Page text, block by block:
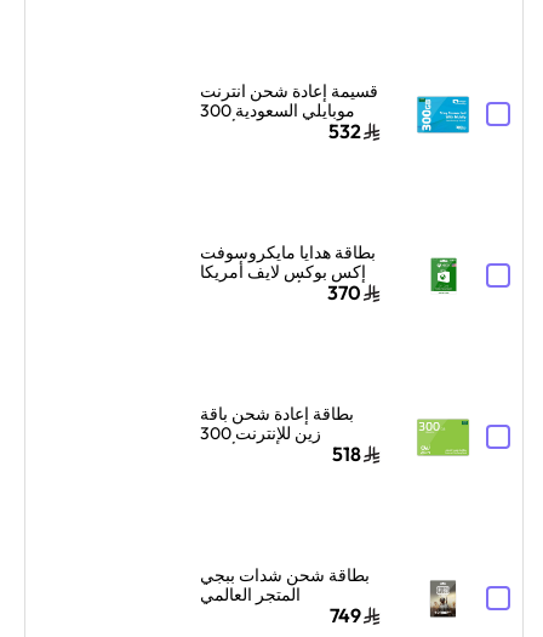
قسيمة إعادة شحن انترنت
موبايلي السعودية 300
532
بطاقة هدايا مايكروسوفت
إكس بوكس لايف أمريكا
100 دولار أمريكي إرسال370
بطاقة إعادة شحن باقة
زين للإنترنت 300
518
بطاقة شحن شدات ببجي
المتجر العالمي
749